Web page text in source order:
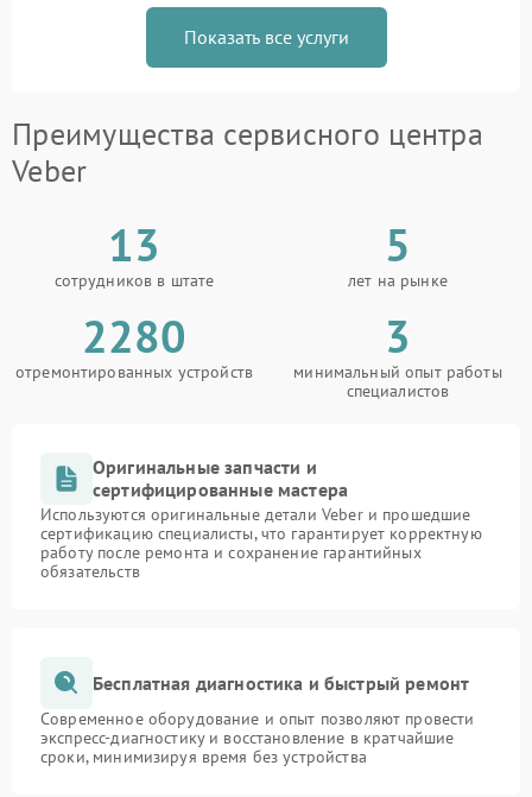
Показать все услуги
Преимущества сервисного центра
Veber
13
сотрудников в штате
5
лет на рынке
2280
отремонтированных устройств
3
минимальный опыт работы
специалистов
Оригинальные запчасти и
сертифицированные мастера
Используются оригинальные детали Veber и прошедшие
сертификацию специалисты, что гарантирует корректную
работу после ремонта и сохранение гарантийных
обязательств
Бесплатная диагностика и быстрый ремонт
Современное оборудование и опыт позволяют провести
экспресс-диагностику и восстановление в кратчайшие
сроки, минимизируя время без устройства